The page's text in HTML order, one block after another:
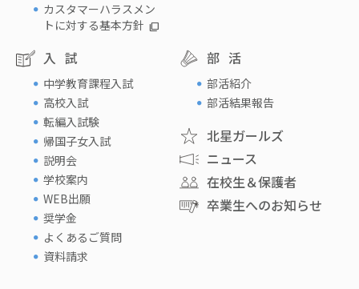
カスタマーハラスメン
トに対する基本方針
入試
中学教育課程入試
高校入試
転編入試験
帰国子女入試
説明会
学校案内
WEB出願
奨学金
よくあるご質問
資料請求
部活
部活紹介
部活結果報告
北星ガールズ
ニュース
在校生＆保護者
卒業生へのお知らせ